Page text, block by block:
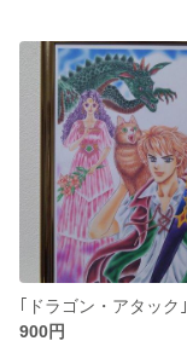
｢ドラゴン・アタック｣
900円